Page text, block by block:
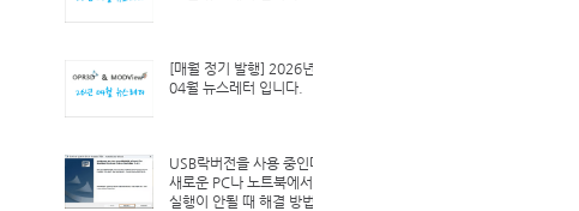
[매월 정기 발행] 2026년
04월 뉴스레터 입니다.
USB락버전을 사용 중인데
새로운 PC나 노트북에서
실행이 안될 때 해결 방법